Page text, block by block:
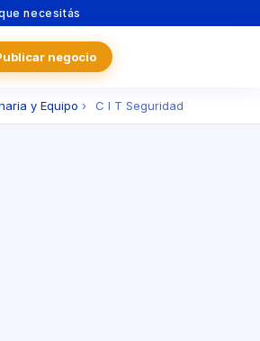
necesitás
negocio
y Equipo › C I T Seguridad